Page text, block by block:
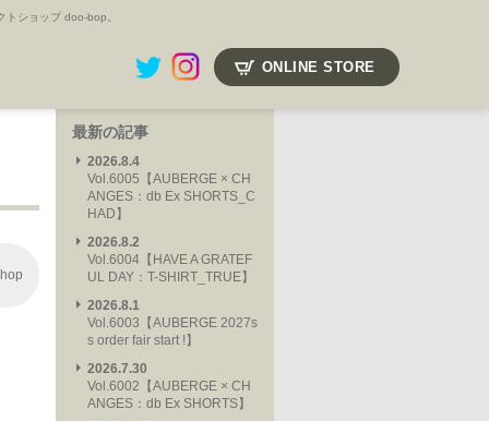
ショップ doo-bop。
ONLINE STORE
最新の記事
2026.8.4
Vol.6005【AUBERGE × CH
ANGES：db Ex SHORTS_C
HAD】
2026.8.2
Vol.6004【HAVE A GRATEF
UL DAY：T-SHIRT_TRUE】
2026.8.1
Vol.6003【AUBERGE 2027s
s order fair start !】
2026.7.30
Vol.6002【AUBERGE × CH
ANGES：db Ex SHORTS】